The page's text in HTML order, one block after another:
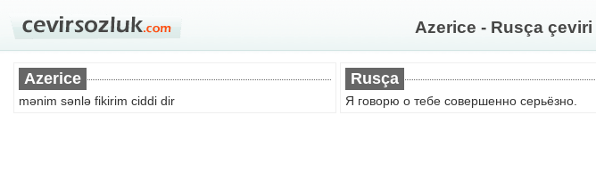
Azerice - Rusça çeviri
Azerice
mənim sənlə fikirim ciddi dir
Rusça
Я говорю о тебе совершенно серьёзно.